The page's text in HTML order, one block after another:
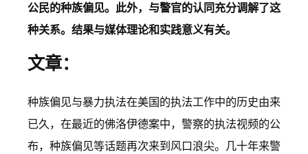
公民的种族偏见。此外，与警官的认同充分调解了这
种关系。结果与媒体理论和实践意义有关。
文章：
种族偏见与暴力执法在美国的执法工作中的历史由来
已久，在最近的佛洛伊德案中，警察的执法视频的公
布，种族偏见等话题再次来到风口浪尖。几十年来警